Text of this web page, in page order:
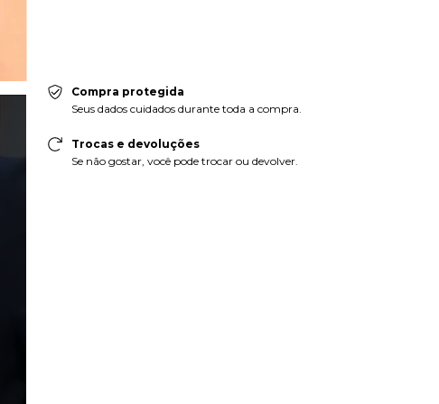
Compra protegida
Seus dados cuidados durante toda a compra.
Trocas e devoluções
Se não gostar, você pode trocar ou devolver.